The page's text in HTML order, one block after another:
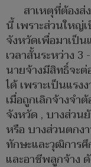
สาเหตุที่ต้องส่
นี้ เพราะส่วนใหญ่
จังหวัดเพื่อมาเป็น
เวลาสั้นระหว่าง
นายจ้างมีสิทธิ์จะ
ได้ เพราะเป็นแร
เมื่อถูกเลิกจ้างจำ
จังหวัด , บางส่วน
หรือ บางส่วนตกง
ทักษะและวุฒิการ
และอาชีพลูกจ้าง